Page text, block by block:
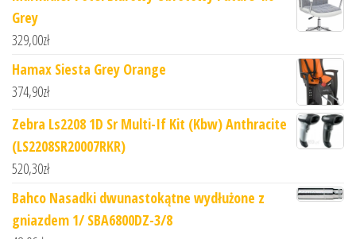
Grey
329,00zł
Hamax Siesta Grey Orange
374,90zł
Zebra Ls2208 1D Sr Multi-If Kit (Kbw) Anthracite
(LS2208SR20007RKR)
520,30zł
Bahco Nasadki dwunastokątne wydłużone z
gniazdem 1/ SBA6800DZ-3/8